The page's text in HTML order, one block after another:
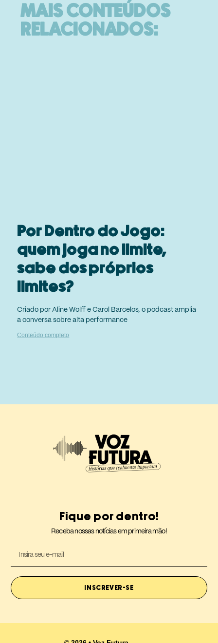
MAIS CONTEÚDOS
RELACIONADOS:
Por Dentro do Jogo:
quem joga no limite,
sabe dos próprios
limites?
Criado por Aline Wolff e Carol Barcelos, o podcast amplia
a conversa sobre alta performance
Conteúdo completo
Fique por dentro!
Receba nossas notícias em primeira mão!
INSCREVER-SE